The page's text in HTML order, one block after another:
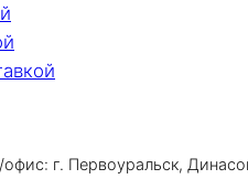
г. Первоуральск,